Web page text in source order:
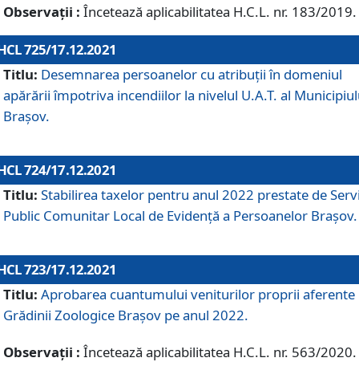
Observații : Încetează aplicabilitatea H.C.L. nr. 183/2019.
725/17.12.2021
Titlu: Desemnarea persoanelor cu atribuții în domeniul
apărării împotriva incendiilor la nivelul U.A.T. al
Brașov.
724/17.12.2021
Titlu: Stabilirea taxelor pentru anul 2022 prestate de
Public Comunitar Local de Evidență a Persoanelor Braşov.
723/17.12.2021
Titlu: Aprobarea cuantumului veniturilor proprii aferente
Grădinii Zoologice Braşov pe anul 2022.
Observații : Încetează aplicabilitatea H.C.L. nr. 563/2020.